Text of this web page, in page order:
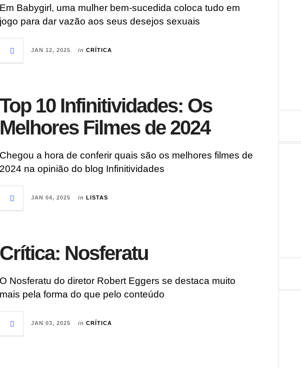
Em Babygirl, uma mulher bem-sucedida coloca tudo em
jogo para dar vazão aos seus desejos sexuais
JAN 12, 2025 in CRÍTICA
Top 10 Infinitividades: Os
Melhores Filmes de 2024
Chegou a hora de conferir quais são os melhores filmes de
2024 na opinião do blog Infinitividades
JAN 04, 2025 in LISTAS
Crítica: Nosferatu
O Nosferatu do diretor Robert Eggers se destaca muito
mais pela forma do que pelo conteúdo
JAN 03, 2025 in CRÍTICA